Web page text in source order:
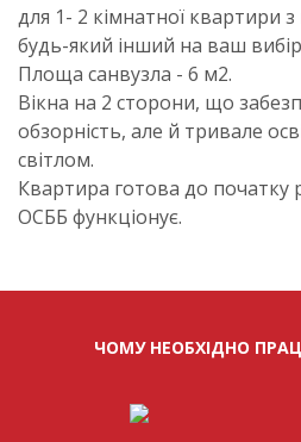
для 1- 2 кімнатної квартири
будь-який інший на ваш
Площа санвузла - 6 м2.
Вікна на 2 сторони, що
обзорність, але й тривале
світлом.
Квартира готова до початку
ОСББ функціонує.
ЧОМУ НЕОБХІДНО